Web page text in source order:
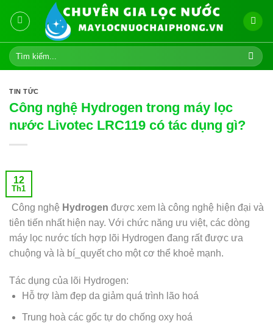
Tìm
kiếm:
TIN TỨC
Công nghệ Hydrogen trong máy lọc
nước Livotec LRC119 có tác dụng gì?
12
Th1
Công nghệ Hydrogen được xem là công nghệ hiện đại và
tiên tiến nhất hiện nay. Với chức năng ưu việt, các dòng
máy lọc nước tích hợp lõi Hydrogen đang rất được ưa
chuộng và là bí_quyết cho một cơ thể khoẻ mạnh.
Tác dụng của lõi Hydrogen:
Hỗ trợ làm đẹp da giảm quá trình lão hoá
Trung hoà các gốc tự do chống oxy hoá